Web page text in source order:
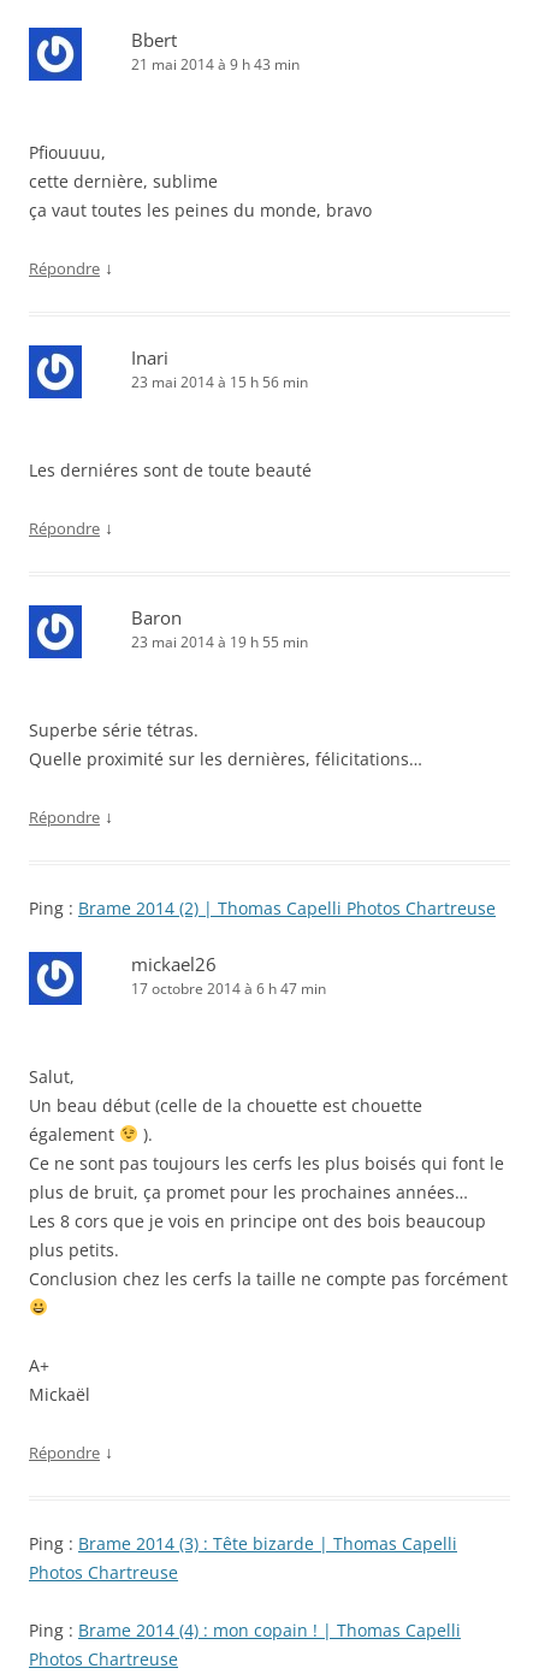
Bbert
21 mai 2014 à 9 h 43 min
Pfiouuuu,
cette dernière, sublime
ça vaut toutes les peines du monde, bravo
Répondre ↓
Inari
23 mai 2014 à 15 h 56 min
Les derniéres sont de toute beauté
Répondre ↓
Baron
23 mai 2014 à 19 h 55 min
Superbe série tétras.
Quelle proximité sur les dernières, félicitations…
Répondre ↓
Ping : Brame 2014 (2) | Thomas Capelli Photos Chartreuse
mickael26
17 octobre 2014 à 6 h 47 min
Salut,
Un beau début (celle de la chouette est chouette
également
).
Ce ne sont pas toujours les cerfs les plus boisés qui font le
plus de bruit, ça promet pour les prochaines années…
Les 8 cors que je vois en principe ont des bois beaucoup
plus petits.
Conclusion chez les cerfs la taille ne compte pas forcément
A+
Mickaël
Répondre ↓
Ping : Brame 2014 (3) : Tête bizarde | Thomas Capelli
Photos Chartreuse
Ping : Brame 2014 (4) : mon copain ! | Thomas Capelli
Photos Chartreuse